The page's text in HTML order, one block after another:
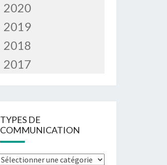
2020
2019
2018
2017
TYPES DE
COMMUNICATION
Types